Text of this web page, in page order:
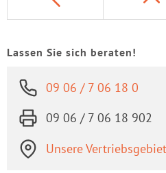
Lassen Sie sich beraten!
09 06 / 7 06 18 0
09 06 / 7 06 18 902
Unsere